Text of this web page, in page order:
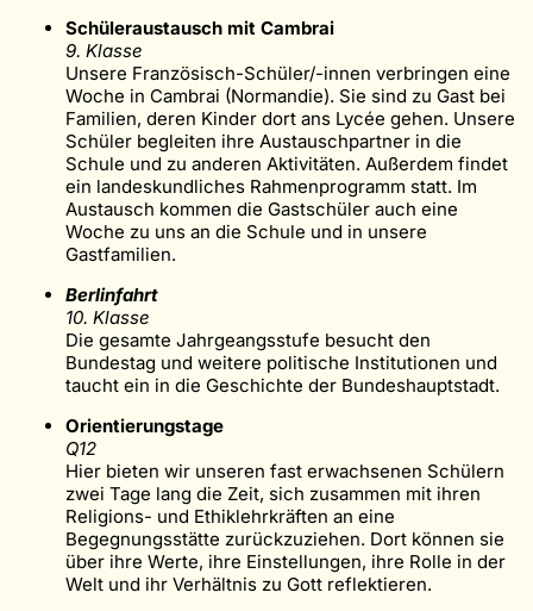
Schüleraustausch mit Cambrai
9. Klasse
Unsere Französisch-Schüler/-innen verbringen eine
Woche in Cambrai (Normandie). Sie sind zu Gast bei
Familien, deren Kinder dort ans Lycée gehen. Unsere
Schüler begleiten ihre Austauschpartner in die
Schule und zu anderen Aktivitäten. Außerdem findet
ein landeskundliches Rahmenprogramm statt. Im
Austausch kommen die Gastschüler auch eine
Woche zu uns an die Schule und in unsere
Gastfamilien.
Berlinfahrt
10. Klasse
Die gesamte Jahrgeangsstufe besucht den
Bundestag und weitere politische Institutionen und
taucht ein in die Geschichte der Bundeshauptstadt.
Orientierungstage
Q12
Hier bieten wir unseren fast erwachsenen Schülern
zwei Tage lang die Zeit, sich zusammen mit ihren
Religions- und Ethiklehrkräften an eine
Begegnungsstätte zurückzuziehen. Dort können sie
über ihre Werte, ihre Einstellungen, ihre Rolle in der
Welt und ihr Verhältnis zu Gott reflektieren.